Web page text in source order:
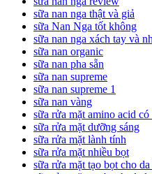
sữa nan nga thật và giả
sữa Nan Nga tốt không
sữa nan nga xách tay và
sữa nan organic
sữa nan pha sẵn
sữa nan supreme
sữa nan supreme 1
sữa nan vàng
sữa rửa mặt amino acid
sữa rửa mặt dưỡng sáng
sữa rửa mặt lành tính
sữa rửa mặt nhiều bọt
sữa rửa mặt tạo bọt cho